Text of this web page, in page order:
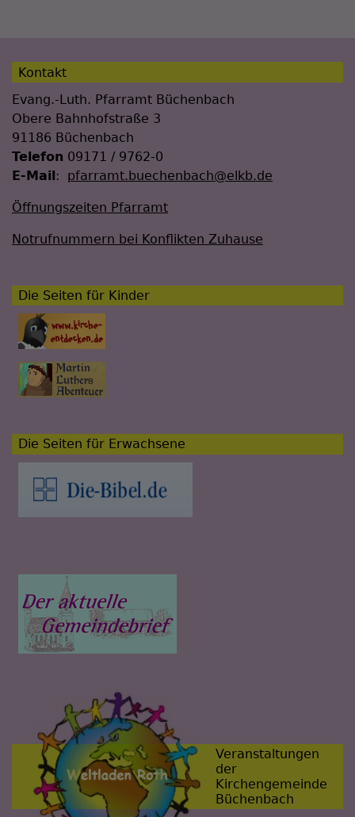
Kontakt
Evang.-Luth. Pfarramt Büchenbach
Obere Bahnhofstraße 3
91186 Büchenbach
Telefon 09171 / 9762-0
E-Mail: pfarramt.buechenbach@elkb.de
Öffnungszeiten Pfarramt
Notrufnummern bei Konflikten Zuhause
Die Seiten für Kinder
Die Seiten für Erwachsene
Veranstaltungen
der
Kirchengemeinde
Büchenbach